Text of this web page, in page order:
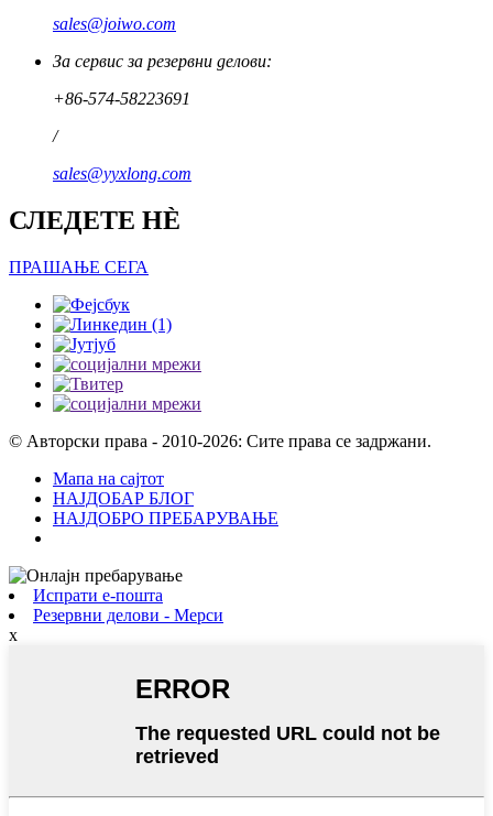
sales@joiwo.com
За сервис за резервни делови:
+86-574-58223691
/
sales@yyxlong.com
СЛЕДЕТЕ НÈ
ПРАШАЊЕ СЕГА
© Авторски права - 2010-2026: Сите права се задржани.
Мапа на сајтот
НАЈДОБАР БЛОГ
НАЈДОБРО ПРЕБАРУВАЊЕ
Испрати е-пошта
Резервни делови - Мерси
x